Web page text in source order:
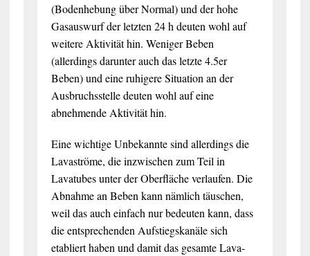
(Bodenhebung über Normal) und der hohe
Gasauswurf der letzten 24 h deuten wohl auf
weitere Aktivität hin. Weniger Beben
(allerdings darunter auch das letzte 4.5er
Beben) und eine ruhigere Situation an der
Ausbruchsstelle deuten wohl auf eine
abnehmende Aktivität hin.
Eine wichtige Unbekannte sind allerdings die
Lavaströme, die inzwischen zum Teil in
Lavatubes unter der Oberfläche verlaufen. Die
Abnahme an Beben kann nämlich täuschen,
weil das auch einfach nur bedeuten kann, dass
die entsprechenden Aufstiegskanäle sich
etabliert haben und damit das gesamte Lava-